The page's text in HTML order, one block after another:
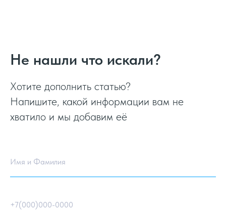
Не нашли что искали?
Хотите дополнить статью?
Напишите, какой информации вам не
хватило и мы добавим её
Имя и Фамилия
+7(000)000-0000